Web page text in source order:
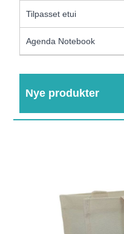
Tilpasset etui
Agenda Notebook
Nye produkter